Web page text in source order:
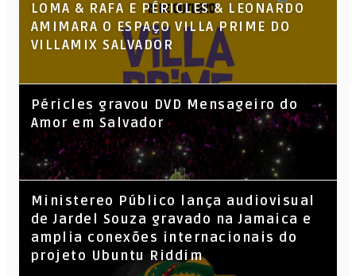
LOMA & RAFA E PÉRICLES & LEONARDO
AMIMARA O ESPAÇO VILLA PRIME DO
VILLAMIX SALVADOR
Péricles gravou DVD Mensageiro do
Amor em Salvador
​Ministereo Público lança audiovisual
de Jardel Souza gravado na Jamaica e
amplia conexões internacionais do
projeto Ubuntu Riddim